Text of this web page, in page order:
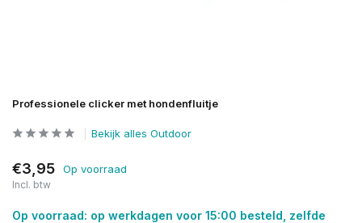
Professionele clicker met hondenfluitje
Bekijk alles Outdoor
€3,95 Op voorraad
Incl. btw
Op voorraad: op werkdagen voor 15:00 besteld, zelfde